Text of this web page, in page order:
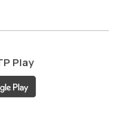
Play